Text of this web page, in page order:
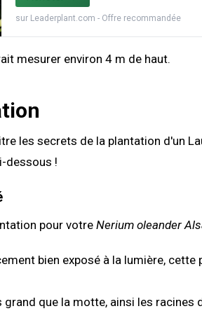
sur Leaderplant.com - Offre recommandée
mesurer environ 4 m de haut.
les secrets de la plantation d'un
dessous !
pour votreNerium oleander
bien exposé à la lumière, cette
grand que la motte, ainsi les racines